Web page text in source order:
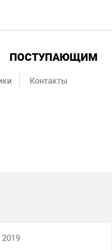
ПОСТУПАЮЩИМ
Контакты
2019